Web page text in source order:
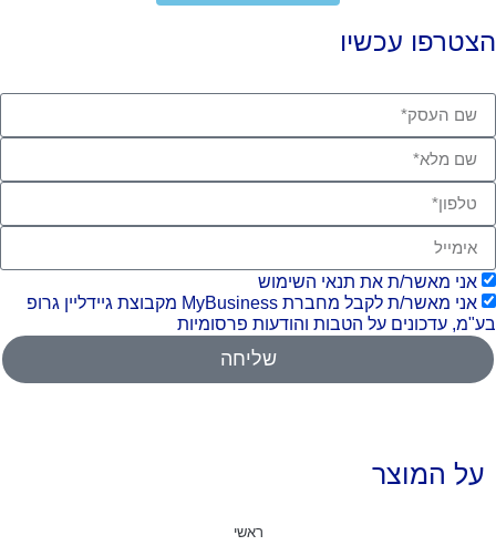
עכשיו
אני מאשר/ת את תנאי השימוש
אני מאשר/ת לקבל מחברת MyBusiness מקבוצת גיידליין גרופ
עדכונים על הטבות והודעות פרסומיות
שליחה
על המוצר
ראשי